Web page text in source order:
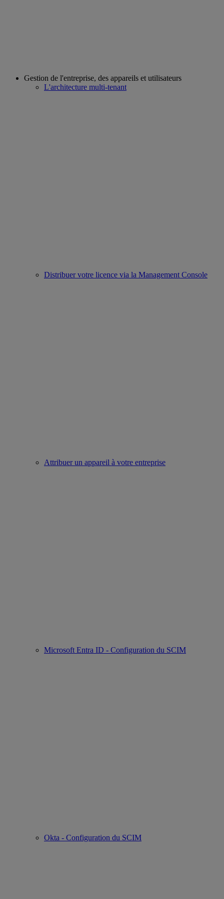
Gestion de l'entreprise, des appareils et utilisateurs
L'architecture multi-tenant
Distribuer votre licence via la Management Console
Attribuer un appareil à votre entreprise
Microsoft Entra ID - Configuration du SCIM
Okta - Configuration du SCIM